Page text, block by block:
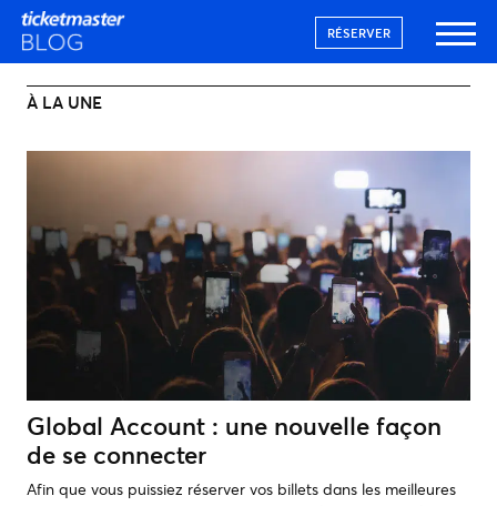
RÉSERVER
À LA UNE
Global Account : une nouvelle façon
de se connecter
Afin que vous puissiez réserver vos billets dans les meilleures